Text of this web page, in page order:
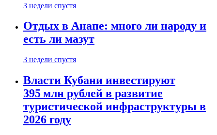
3 недели спустя
Отдых в Анапе: много ли народу и
есть ли мазут
3 недели спустя
Власти Кубани инвестируют
395 млн рублей в развитие
туристической инфраструктуры в
2026 году